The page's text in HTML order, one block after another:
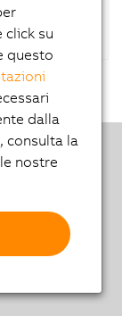
click su
questo
dalla
consulta la
nostre